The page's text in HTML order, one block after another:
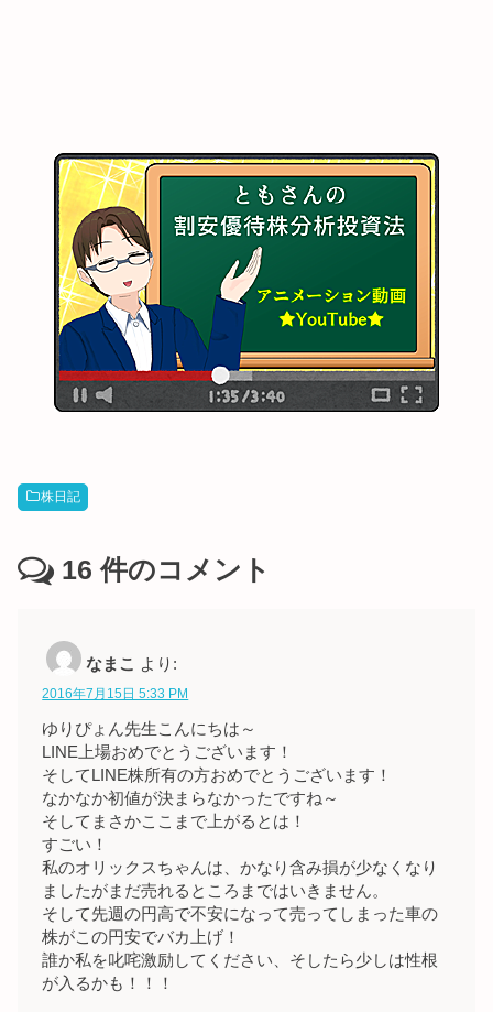
株日記
16 件のコメント
なまこ より:
2016年7月15日 5:33 PM
ゆりぴょん先生こんにちは～
LINE上場おめでとうございます！
そしてLINE株所有の方おめでとうございます！
なかなか初値が決まらなかったですね～
そしてまさかここまで上がるとは！
すごい！
私のオリックスちゃんは、かなり含み損が少なくなり
ましたがまだ売れるところまではいきません。
そして先週の円高で不安になって売ってしまった車の
株がこの円安でバカ上げ！
誰か私を叱咤激励してください、そしたら少しは性根
が入るかも！！！